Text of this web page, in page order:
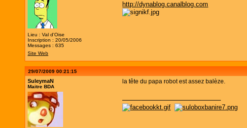
Lieu : Val d'Oise
Inscription : 20/05/2006
Messages : 635
Site Web
http://dynablog.canalblog.com
29/07/2009 00:21:15
SuleymaN
Maitre BDA
la tête du papa robot est assez balèze.